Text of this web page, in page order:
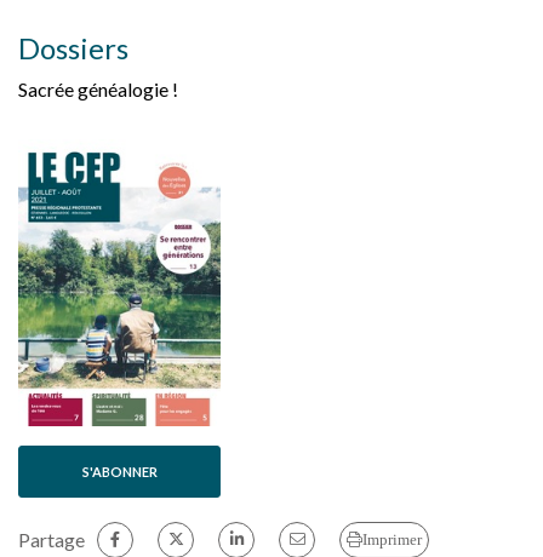
Dossiers
Sacrée généalogie !
S'ABONNER
Partage Imprimer